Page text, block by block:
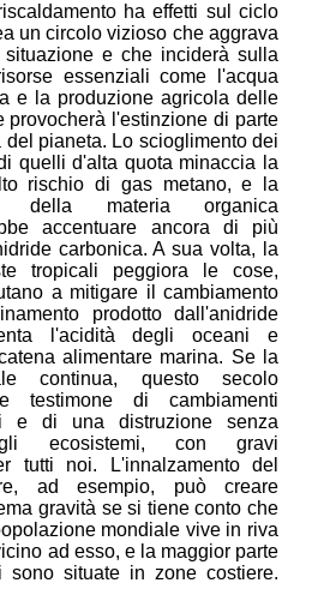
ha effetti sul ciclo
un circolo vizioso che aggrava
e che inciderà sulla
essenziali come l'acqua
e la produzione agricola delle
provocherà l'estinzione di parte
pianeta. Lo scioglimento dei
quelli d'alta quota minaccia la
rischio di gas metano, e la
della materia organica
accentuare ancora di più
carbonica. A sua volta, la
tropicali peggiora le cose,
a mitigare il cambiamento
prodotto dall'anidride
l'acidità degli oceani e
alimentare marina. Se la
continua, questo secolo
testimone di cambiamenti
e di una distruzione senza
ecosistemi, con gravi
tutti noi. L'innalzamento del
ad esempio, può creare
gravità se si tiene conto che
mondiale vive in riva
ad esso, e la maggior parte
sono situate in zone costiere.